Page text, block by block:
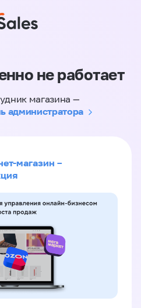
не работает
магазина —
администратора
магазин –